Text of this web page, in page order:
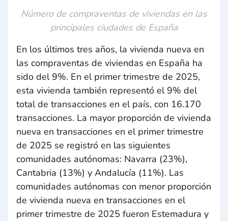
Número de compraventas de viviendas en las
principales ciudades de España
En los últimos tres años, la vivienda nueva en
las compraventas de viviendas en España ha
sido del 9%. En el primer trimestre de 2025,
esta vivienda también representó el 9% del
total de transacciones en el país, con 16.170
transacciones. La mayor proporción de vivienda
nueva en transacciones en el primer trimestre
de 2025 se registró en las siguientes
comunidades autónomas: Navarra (23%),
Cantabria (13%) y Andalucía (11%). Las
comunidades autónomas con menor proporción
de vivienda nueva en transacciones en el
primer trimestre de 2025 fueron Estemadura y